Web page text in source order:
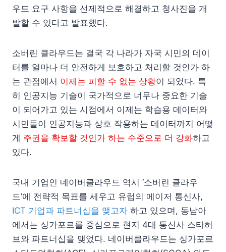
우드 요구 사항을 선제적으로 해결하고 청사진을 개
발할 수 있다고 발표했다.
소버린 클라우드는 결국 각 나라가 자국 시민의 데이
터를 얼마나 더 안전하게 보호하고 처리할 것인가 하
는 관점에서 이제는 피할 수 없는 상황이 되었다. 특
히 인공지능 기술이 국가적으로 너무나 중요한 기술
이 되어가고 있는 시점에서 이제는 학습용 데이터와
시민들이 인공지능과 상호 작용하는 데이터까지 어떻
게 주권을 확보할 것인가 하는 수준으로 더 강화하고
있다.
국내 기업인 네이버클라우드 역시 ‘소버린 클라우
드’에 전략적 목표를 세우고 유럽의 메이저 통신사,
ICT 기업과 파트너십을 맺고자 하고 있으며, 동남아
에서는 싱가포르를 중심으로 현지 4대 통신사 스타허
브와 파트너십을 맺었다. 네이버클라우드는 싱가포르